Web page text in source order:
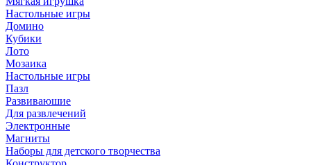
Настольные игры
Домино
Кубики
Лото
Мозаика
Настольные игры
Пазл
Развиваюшие
Для развлечений
Электронные
Магниты
Наборы для детского творчества